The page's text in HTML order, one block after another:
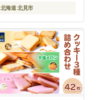
北海道 北見市